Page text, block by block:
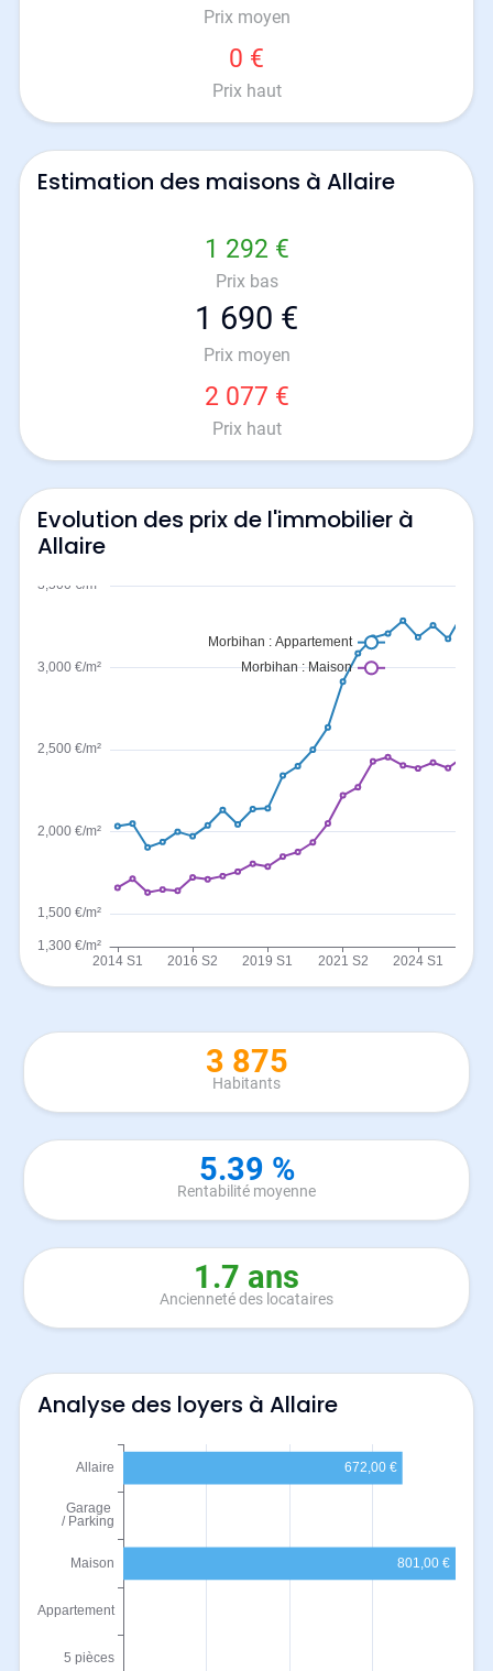
Prix moyen
0 €
Prix haut
Estimation des maisons à Allaire
1 292 €
Prix bas
1 690 €
Prix moyen
2 077 €
Prix haut
Evolution des prix de l'immobilier à
Allaire
3 875
Habitants
5.39 %
Rentabilité moyenne
1.7 ans
Ancienneté des locataires
Analyse des loyers à Allaire